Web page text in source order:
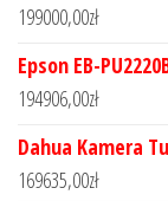
199000,00zł
Epson EB-
194906,00zł
Dahua Kamera
169635,00zł